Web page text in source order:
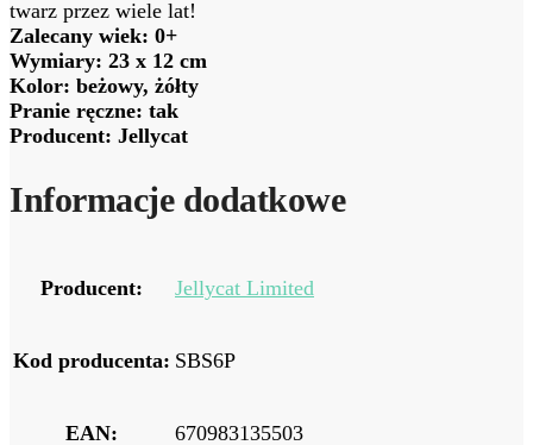
twarz przez wiele lat!
Zalecany wiek: 0+
Wymiary: 23 x 12 cm
Kolor: beżowy, żółty
Pranie ręczne: tak
Producent: Jellycat
Informacje dodatkowe
Producent: Jellycat Limited
Kod producenta: SBS6P
EAN: 670983135503